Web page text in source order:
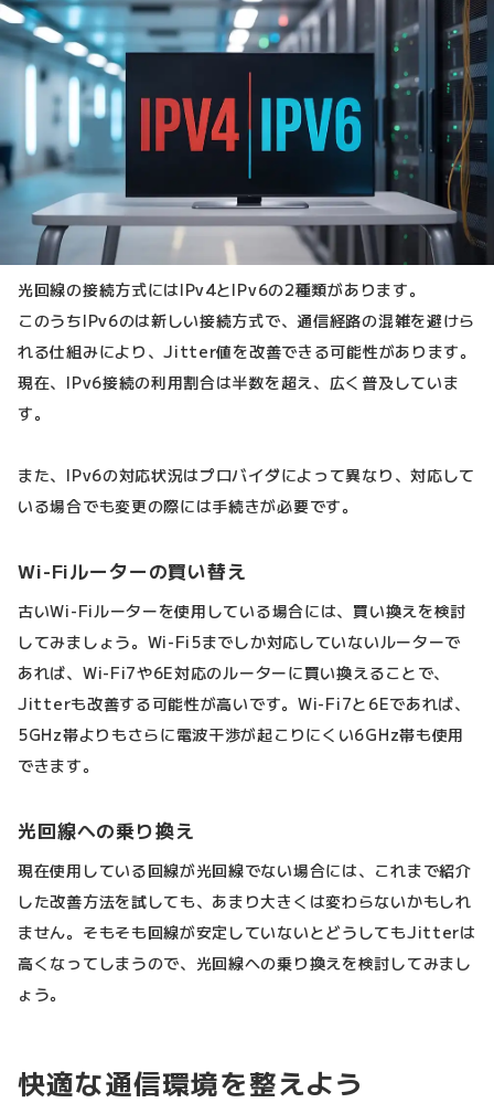
光回線の接続方式にはIPv4とIPv6の2種類があります。
このうちIPv6のは新しい接続方式で、通信経路の混雑を避けら
れる仕組みにより、Jitter値を改善できる可能性があります。
現在、IPv6接続の利用割合は半数を超え、広く普及していま
す。
また、IPv6の対応状況はプロバイダによって異なり、対応して
いる場合でも変更の際には手続きが必要です。
Wi-Fiルーターの買い替え
古いWi-Fiルーターを使用している場合には、買い換えを検討
してみましょう。Wi-Fi5までしか対応していないルーターで
あれば、Wi-Fi7や6E対応のルーターに買い換えることで、
Jitterも改善する可能性が高いです。Wi-Fi7と6Eであれば、
5GHz帯よりもさらに電波干渉が起こりにくい6GHz帯も使用
できます。
光回線への乗り換え
現在使用している回線が光回線でない場合には、これまで紹介
した改善方法を試しても、あまり大きくは変わらないかもしれ
ません。そもそも回線が安定していないとどうしてもJitterは
高くなってしまうので、光回線への乗り換えを検討してみまし
ょう。
快適な通信環境を整えよう